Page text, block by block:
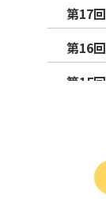
第17回
第16回
第15回
第12回